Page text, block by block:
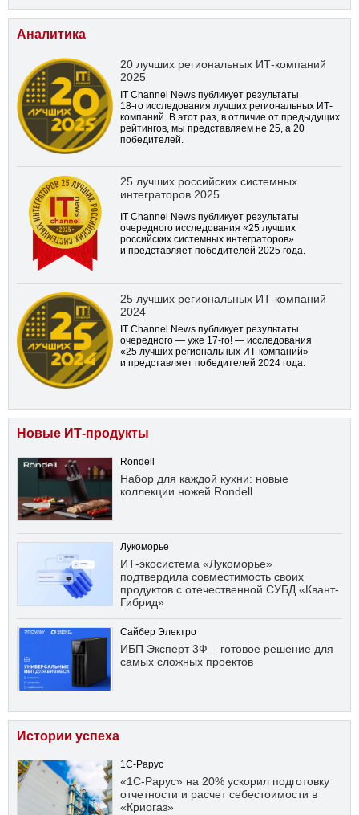
Аналитика
20 лучших региональных ИТ-компаний
2025
IT Channel News публикует результаты
18-го исследования лучших региональных ИТ-
компаний. В этот раз, в отличие от предыдущих
рейтингов, мы представляем не 25, а 20
победителей.
25 лучших российских системных
интеграторов 2025
IT Channel News публикует результаты
очередного исследования «25 лучших
российских системных интеграторов»
и представляет победителей 2025 года.
25 лучших региональных ИТ-компаний
2024
IT Channel News публикует результаты
очередного — уже 17-го! — исследования
«25 лучших региональных ИТ-компаний»
и представляет победителей 2024 года.
Новые ИТ-продукты
Röndell
Набор для каждой кухни: новые
коллекции ножей Rondell
Лукоморье
ИТ-экосистема «Лукоморье»
подтвердила совместимость своих
продуктов с отечественной СУБД «Квант-
Гибрид»
Сайбер Электро
ИБП Эксперт 3Ф – готовое решение для
самых сложных проектов
Истории успеха
1С-Рарус
«1С-Рарус» на 20% ускорил подготовку
отчетности и расчет себестоимости в
«Криогаз»